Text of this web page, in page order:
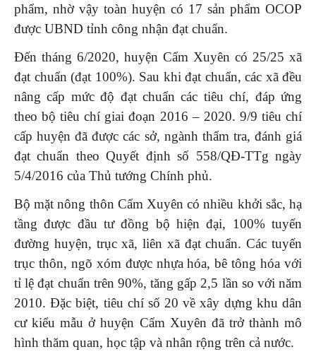
phẩm, nhờ vậy toàn huyện có 17 sản phẩm OCOP
được UBND tỉnh công nhận đạt chuẩn.
Đến tháng 6/2020, huyện Cẩm Xuyên có 25/25 xã
đạt chuẩn (đạt 100%). Sau khi đạt chuẩn, các xã đều
nâng cấp mức độ đạt chuẩn các tiêu chí, đáp ứng
theo bộ tiêu chí giai đoạn 2016 – 2020. 9/9 tiêu chí
cấp huyện đã được các sở, ngành thẩm tra, đánh giá
đạt chuẩn theo Quyết định số 558/QĐ-TTg ngày
5/4/2016 của Thủ tướng Chính phủ.
Bộ mặt nông thôn Cẩm Xuyên có nhiều khởi sắc, hạ
tầng được đầu tư đồng bộ hiện đại, 100% tuyến
đường huyện, trục xã, liên xã đạt chuẩn. Các tuyến
trục thôn, ngõ xóm được nhựa hóa, bê tông hóa với
tỉ lệ đạt chuẩn trên 90%, tăng gấp 2,5 lần so với năm
2010. Đặc biệt, tiêu chí số 20 về xây dựng khu dân
cư kiểu mẫu ở huyện Cẩm Xuyên đã trở thành mô
hình thăm quan, học tập và nhân rộng trên cả nước.